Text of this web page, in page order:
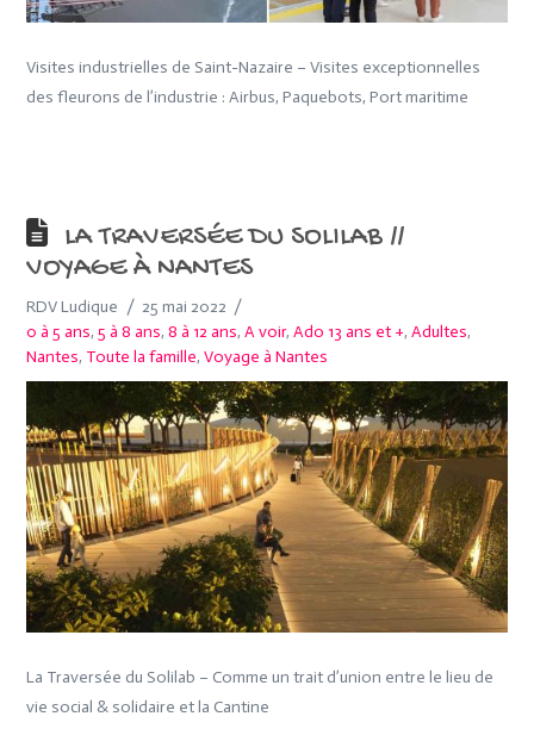
Visites industrielles de Saint-Nazaire – Visites exceptionnelles
des fleurons de l’industrie : Airbus, Paquebots, Port maritime
LA TRAVERSÉE DU SOLILAB //
VOYAGE À NANTES
RDV Ludique
25 mai 2022
0 à 5 ans,5 à 8 ans,8 à 12 ans,A voir,Ado 13 ans et +,Adultes,
Nantes, Toute la famille,Voyage à Nantes
La Traversée du Solilab – Comme un trait d’union entre le lieu de
vie social & solidaire et la Cantine